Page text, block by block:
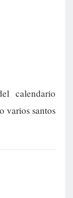
calendario
varios santos